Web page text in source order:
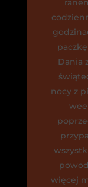
Dania
nocy z
więcej